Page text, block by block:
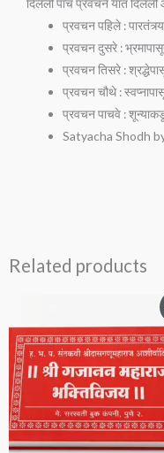
दिलेली पाच प्रवचने यात
प्रवचन पहिले :
प्रवचन दुसरे :
प्रवचन तिसरे :
प्रवचन चौथे :
प्रवचन पाचवे :
Satyacha Shodh
Related products
was:
₹250.00.
is:
₹150.00.